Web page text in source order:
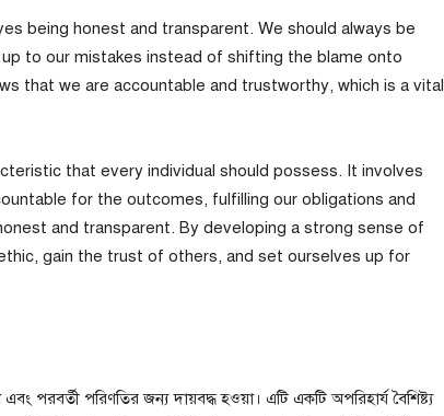
being honest and transparent. We should always be
to our mistakes instead of shifting the blame onto
that we are accountable and trustworthy, which is a vital
that every individual should possess. It involves
for the outcomes, fulfilling our obligations and
and transparent. By developing a strong sense of
gain the trust of others, and set ourselves up for
পরবর্তী পরিণতির জন্য দায়বদ্ধ হওয়া। এটি একটি অপরিহার্য বৈশিষ্ট্য